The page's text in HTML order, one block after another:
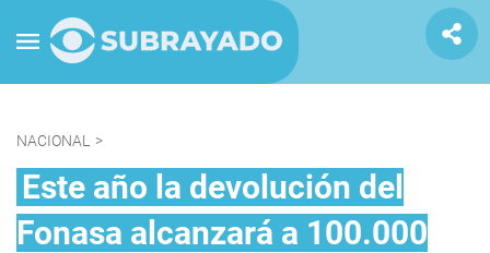
NACIONAL >
Este año la devolución del
Fonasa alcanzará a 100.000